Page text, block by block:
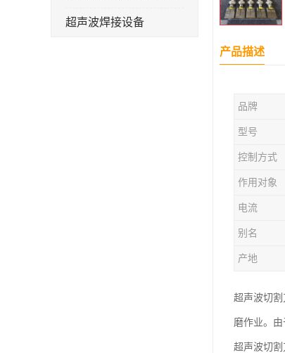
超声波焊接设备
产品描述
品牌
型号
控制方式
作用对象
电流
别名
产地
超声波切
磨作业。
超声波切割